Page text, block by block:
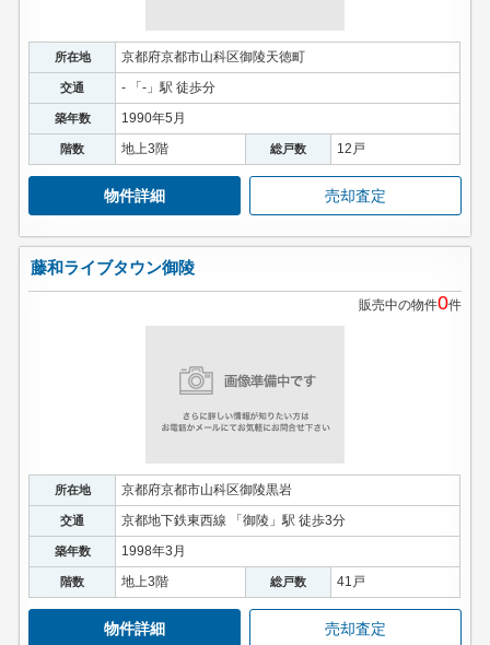
所在地 京都府京都市山科区御陵天徳町
交通 - 「-」駅 徒歩分
築年数 1990年5月
階数 地上3階 総戸数 12戸
物件詳細 売却査定
藤和ライブタウン御陵
販売中の物件0件
所在地 京都府京都市山科区御陵黒岩
交通 京都地下鉄東西線 「御陵」駅 徒歩3分
築年数 1998年3月
階数 地上3階 総戸数 41戸
物件詳細 売却査定